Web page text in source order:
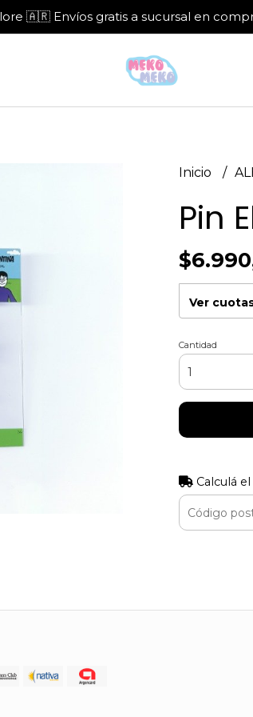
🇦🇷 Envíos gratis a sucursal en
Inicio
Pin
Ver
Cantidad
Calculá